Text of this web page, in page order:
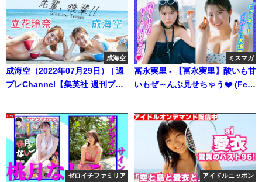
成海空
成海空（2022年07月29日） | 週
プレChannel【集英社 週刊プレ
...
ミスマガ
冨永実里 - 【冨永実里】酸いも甘
いもぜ～んぶ見せちゃう❤️ (Feb
...
ゼロイチファミリア アイドルニッポン